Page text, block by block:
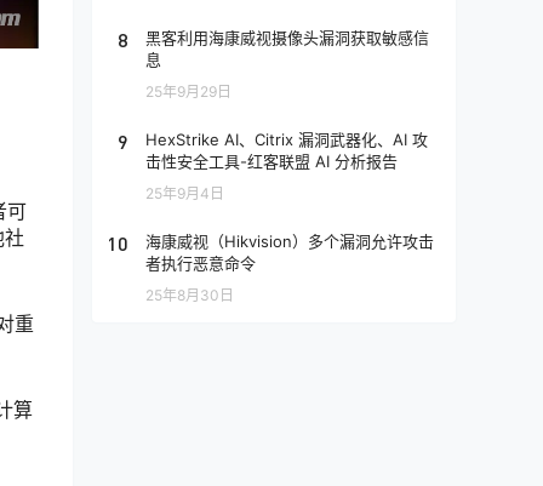
可
重
算
8
黑客利用海康威视摄像头漏洞获取敏感信
息
25年9月29日
9
HexStrike AI、Citrix 漏洞武器化、AI 攻
击性安全工具-红客联盟 AI 分析报告
25年9月4日
10
海康威视（Hikvision）多个漏洞允许攻击
者执行恶意命令
25年8月30日